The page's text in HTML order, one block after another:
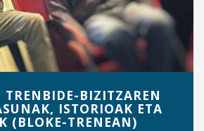
TRENBIDE-BIZITZAREN
ISTORIOAK ETA
(BLOKE-TRENEAN)